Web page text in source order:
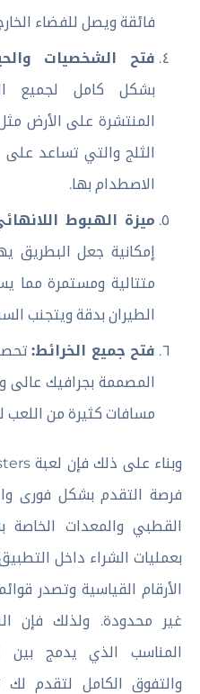
فائقة ويصل للفضاء
فتح الشخصيات
بشكل كامل لجميع
المنتشرة على الأرض
الثلج والتي تساعد على
الاصطدام بها.
ميزة الهبوط
إمكانية جعل البطريق
متتالية ومستمرة مما
الطيران بدقة ويتجنب
فتح جميع الخرائط:
المصممة بجرافيك عالى
مسافات كثيرة من اللعب
فرصة التقدم بشكل فورى
القطبي والمعدات الخاصة
بعمليات الشراء داخل
الأرقام القياسية وتصدر
غير محدودة. ولذلك فإن
المناسب الذي يدمج بين
والتفوق الكامل لتقدم لك